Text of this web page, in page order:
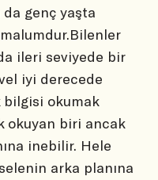
genç yaşta
ileri seviyede bir
iyi derecede
okumak
okuyan biri ancak
inebilir. Hele
arka planına